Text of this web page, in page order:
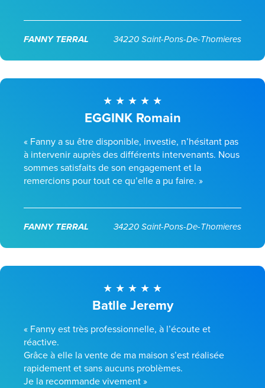
FANNY TERRAL 34220 Saint-Pons-De-Thomieres
EGGINK Romain
« Fanny a su être disponible, investie, n’hésitant pas
à intervenir auprès des différents intervenants. Nous
sommes satisfaits de son engagement et la
remercions pour tout ce qu’elle a pu faire. »
FANNY TERRAL 34220 Saint-Pons-De-Thomieres
Batlle Jeremy
« Fanny est très professionnelle, à l’écoute et
réactive.
Grâce à elle la vente de ma maison s’est réalisée
rapidement et sans aucuns problèmes.
Je la recommande vivement »